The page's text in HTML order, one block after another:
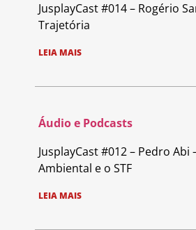
JusplayCast #014 – Rogério
Trajetória
LEIA MAIS
Áudio e Podcasts
JusplayCast #012 – Pedro Abi
Ambiental e o STF
LEIA MAIS